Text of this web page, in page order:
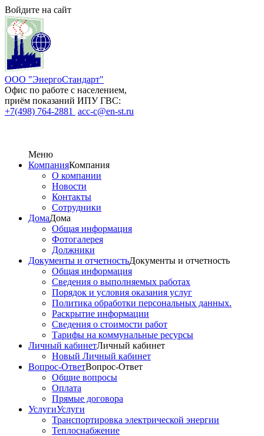
Войдите на сайт
ООО "ЭнергоСтандарт"
Офис по работе с населением,
приём показаний ИПУ ГВС:
+7(498) 764-2881
acc-c@en-st.ru
Меню
КомпанияКомпания
О компании
Новости
Контакты
Сотрудники
ДомаДома
Общая информация
Фотогалерея
Должники
Документы и отчетностьДокументы и отчетность
Общая информация
Сведения о выполняемых работах
Порядок и условия оказания услуг
Политика обработки персональных данных.
Раскрытие информации
Сведения о стоимости работ
Тарифы на коммунальные ресурсы
Личный кабинетЛичный кабинет
Новый Личный кабинет
Вопрос-ОтветВопрос-Ответ
Общие вопросы
Оплата
Прямые договора
УслугиУслуги
Транспортировка электрической энергии
Теплоснабжение